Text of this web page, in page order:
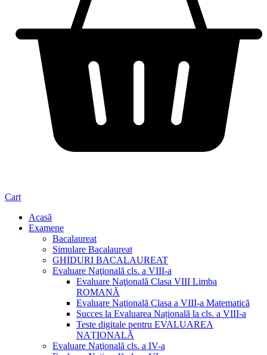
Cart
Acasă
Examene
Bacalaureat
Simulare Bacalaureat
GHIDURI BACALAUREAT
Evaluare Naţională cls. a VIII-a
Evaluare Naţională Clasa VIII Limba
ROMANĂ
Evaluare Naţională Clasa a VIII-a Matematică
Succes la Evaluarea Națională la cls. a VIII-a
Teste digitale pentru EVALUAREA
NAȚIONALĂ
Evaluare Naţională cls. a IV-a